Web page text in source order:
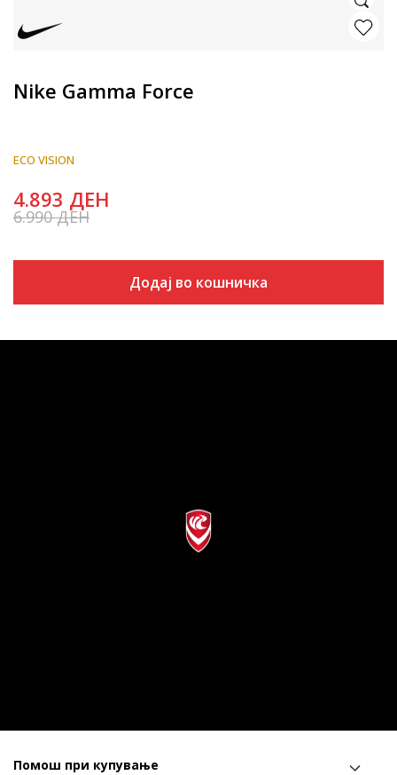
Nike Gamma Force
ECO VISION
4.893 ДЕН
6.990ДЕН
Додај во кошничка
Помош при купување